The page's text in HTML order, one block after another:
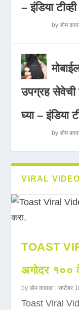
– इंडिया टीव्ही
byडोम
उपग्रह सेवेची
घ्या – इंडिया
byडोम
VIRAL
TOAST
अगोदर १००
byडोम कावळा |सप्टेंबर
Toast Viral